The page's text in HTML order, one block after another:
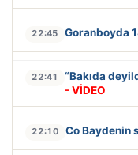
22:45 Goranboyda
22:41
“Bakıda
- VİDEO
22:10 Co Baydenin